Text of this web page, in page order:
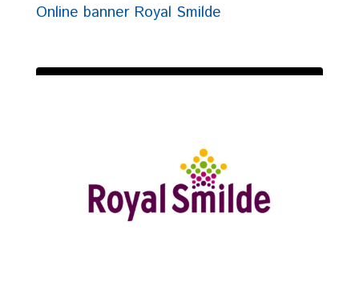
Online banner Royal Smilde